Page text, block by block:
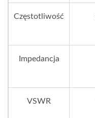
Częstotliwość
Impedancja
VSWR